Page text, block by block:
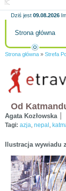
Dziś jest 09.08.2026
Strona główna
Strona główna » Strefa
Od
Agata Kozłowska
Tagi: azja, nepal ,
Ilustracja wywiadu